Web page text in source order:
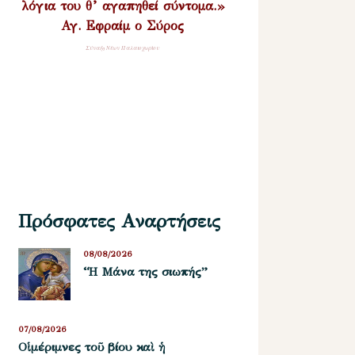
λόγια του θ’ αγαπηθεί σύντομα.»
Αγ. Εφραίμ ο Σύρος
Σύναξη Νέων Παλαιοχωρίου
Πρόσφατες Αναρτήσεις
“Η Μάνα της σιωπής”
08/08/2026
Οἱ μέριμνες τοῦ βίου καὶ ἡ
07/08/2026